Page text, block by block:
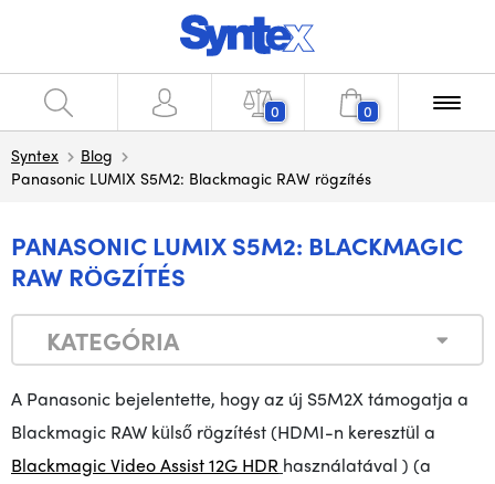
0 0
Syntex
Blog
Panasonic LUMIX S5M2: Blackmagic RAW rögzítés
PANASONIC LUMIX S5M2: BLACKMAGIC
RAW RÖGZÍTÉS
KATEGÓRIA
A Panasonic bejelentette, hogy az új S5M2Xtámogatja a
Blackmagic RAW külső rögzítést (HDMI-n keresztül a
Blackmagic Video Assist 12G HDR használatával ) (a